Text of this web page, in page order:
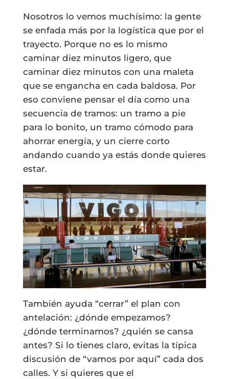
Nosotros lo vemos muchísimo: la gente
se enfada más por la logística que por el
trayecto. Porque no es lo mismo
caminar diez minutos ligero, que
caminar diez minutos con una maleta
que se engancha en cada baldosa. Por
eso conviene pensar el día como una
secuencia de tramos: un tramo a pie
para lo bonito, un tramo cómodo para
ahorrar energía, y un cierre corto
andando cuando ya estás donde quieres
estar.
También ayuda “cerrar” el plan con
antelación: ¿dónde empezamos?
¿dónde terminamos? ¿quién se cansa
antes? Si lo tienes claro, evitas la típica
discusión de “vamos por aquí” cada dos
calles. Y si quieres que el